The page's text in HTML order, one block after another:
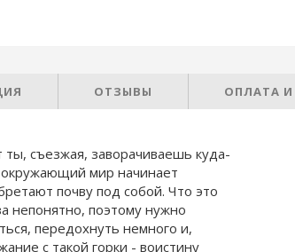
ОТЗЫВЫ ОПЛАТА
ты, съезжая, заворачиваешь куда-
окружающий мир начинает
почву под собой. Что это
непонятно, поэтому нужно
передохнуть немного и,
с такой горки - воистину